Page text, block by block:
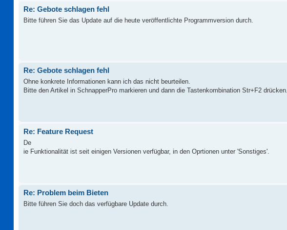
Re: Gebote schlagen fehl
Bitte führen Sie das Update auf die heute veröffentlichte Programmversion durch.
Re: Gebote schlagen fehl
Ohne konkrete Informationen kann ich das nicht beurteilen.
Bitte den Artikel in SchnapperPro markieren und dann die Tastenkombination Str+F2 drücken.
Re: Feature Request
De
ie Funktionalität ist seit einigen Versionen verfügbar, in den Oprtionen unter 'Sonstiges'.
Re: Problem beim Bieten
Bitte führen Sie doch das verfügbare Update durch.